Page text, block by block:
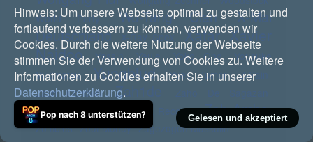
World Party
Wu-Tang Clan
X-Mal
Deutschland
X-Ray Spex Xatar Xavier
Naidoo
Yassin Yeule Yoko Ono
Yousuke
Yukimatsu
Yungblud Yves Tumor
Z-Pain
Zach Condon
Zah1de
Zartmann
Zaz Zick Zack Records Zoh Amba
Zombies Zoot Money Zugezogen Maskulin
Hinweis: Um unsere Webseite optimal zu gestalten und
fortlaufend verbessern zu können, verwenden wir
Cookies. Durch die weitere Nutzung der Webseite
stimmen Sie der Verwendung von Cookies zu. Weitere
Informationen zu Cookies erhalten Sie in unserer
Datenschutzerklärung.
Gelesen und akzeptiert
Pop nach 8 unterstützen?